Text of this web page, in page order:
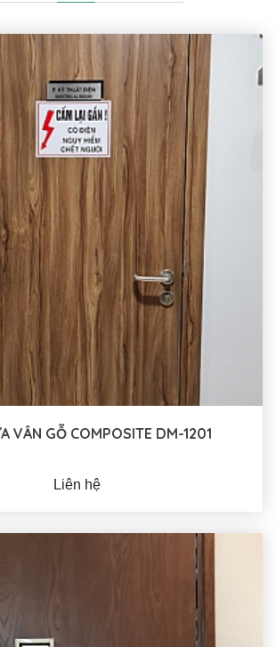
VÂN GỖ COMPOSITE DM-1201
Liên hệ